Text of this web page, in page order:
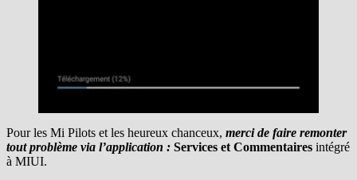
Pour les Mi Pilots et les heureux chanceux, merci de faire remonter
tout problème via l’application : Services et Commentaires intégré
à MIUI.